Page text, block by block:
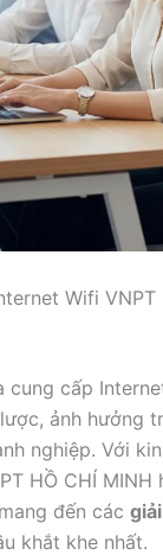
Wifi
cung cấp
ảnh hưởng
nghiệp. Với
HỒ CHÍ
đến các
khắt khe nhất.